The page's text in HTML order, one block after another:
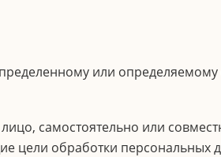
или определяемому
самостоятельно или
цели обработки персональных